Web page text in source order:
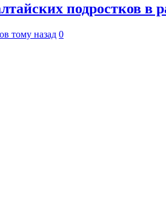
подростков в
тому назад 0